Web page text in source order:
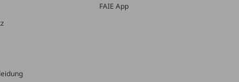
FAIE App